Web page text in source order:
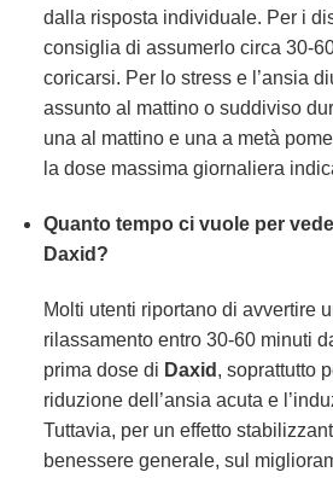
dalla risposta individuale. Per i
consiglia di assumerlo circa 30-
coricarsi. Per lo stress e l’ansia
assunto al mattino o suddiviso
una al mattino e una a metà
la dose massima giornaliera
Quanto tempo ci vuole per
Daxid?
Molti utenti riportano di avvertire
rilassamento entro 30-60 minuti
prima dose di Daxid , soprattutto
riduzione dell’ansia acuta e
Tuttavia, per un effetto
benessere generale, sul